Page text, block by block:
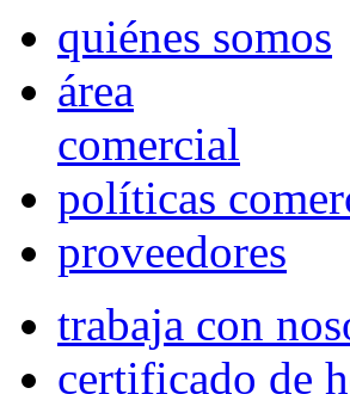
quiénes somos
área
comercial
políticas
proveedores
trabaja con
certificado de